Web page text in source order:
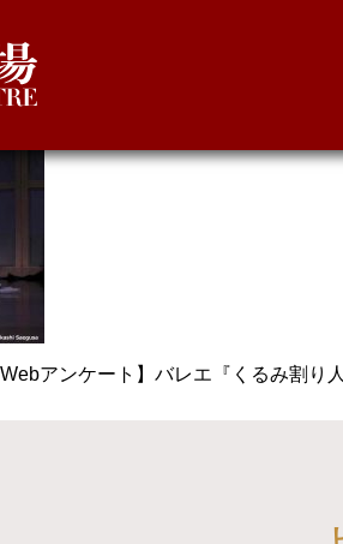
アンケート】バレエ『くるみ割り